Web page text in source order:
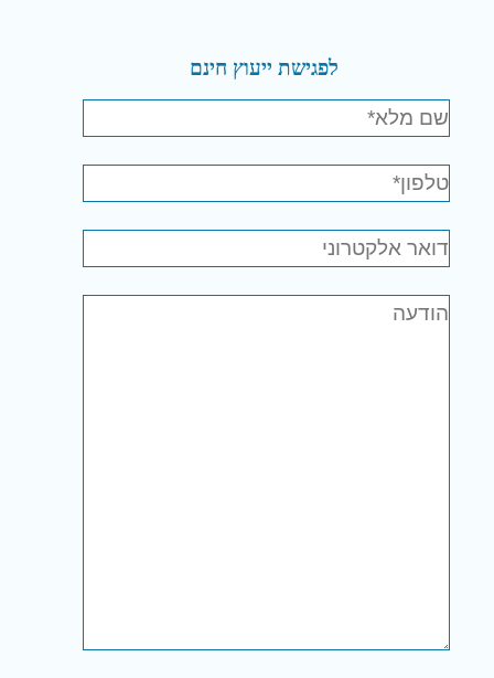
לפגישת ייעוץ חינם